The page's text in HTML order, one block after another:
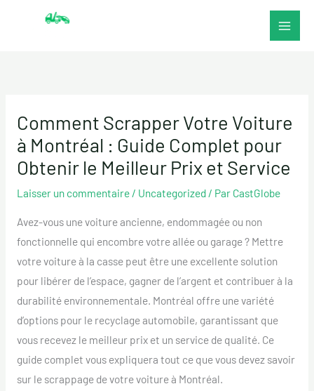
Comment Scrapper Votre Voiture
à Montréal : Guide Complet pour
Obtenir le Meilleur Prix et Service
Laisser un commentaire / Uncategorized/ Par CastGlobe
Avez-vous une voiture ancienne, endommagée ou non
fonctionnelle qui encombre votre allée ou garage ? Mettre
votre voiture à la casse peut être une excellente solution
pour libérer de l’espace, gagner de l’argent et contribuer à la
durabilité environnementale. Montréal offre une variété
d’options pour le recyclage automobile, garantissant que
vous recevez le meilleur prix et un service de qualité. Ce
guide complet vous expliquera tout ce que vous devez savoir
sur le scrappage de votre voiture à Montréal.